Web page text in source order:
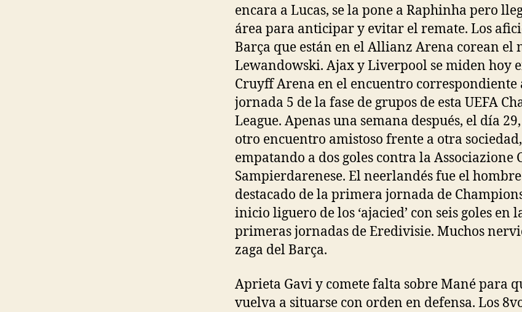
encara a Lucas, se la pone a Raphinha pero
área para anticipar y evitar el remate. Los
Barça que están en el Allianz Arena corean el
Lewandowski. Ajax y Liverpool se miden hoy
Cruyff Arena en el encuentro correspondiente
jornada 5 de la fase de grupos de esta UEFA
League. Apenas una semana después, el día
otro encuentro amistoso frente a otra sociedad,
empatando a dos goles contra la Associazione
Sampierdarenese. El neerlandés fue el
destacado de la primera jornada de
inicio liguero de los ‘ajacied’ con seis goles en
primeras jornadas de Eredivisie. Muchos
zaga del Barça.
Aprieta Gavi y comete falta sobre Mané para
vuelva a situarse con orden en defensa. Los